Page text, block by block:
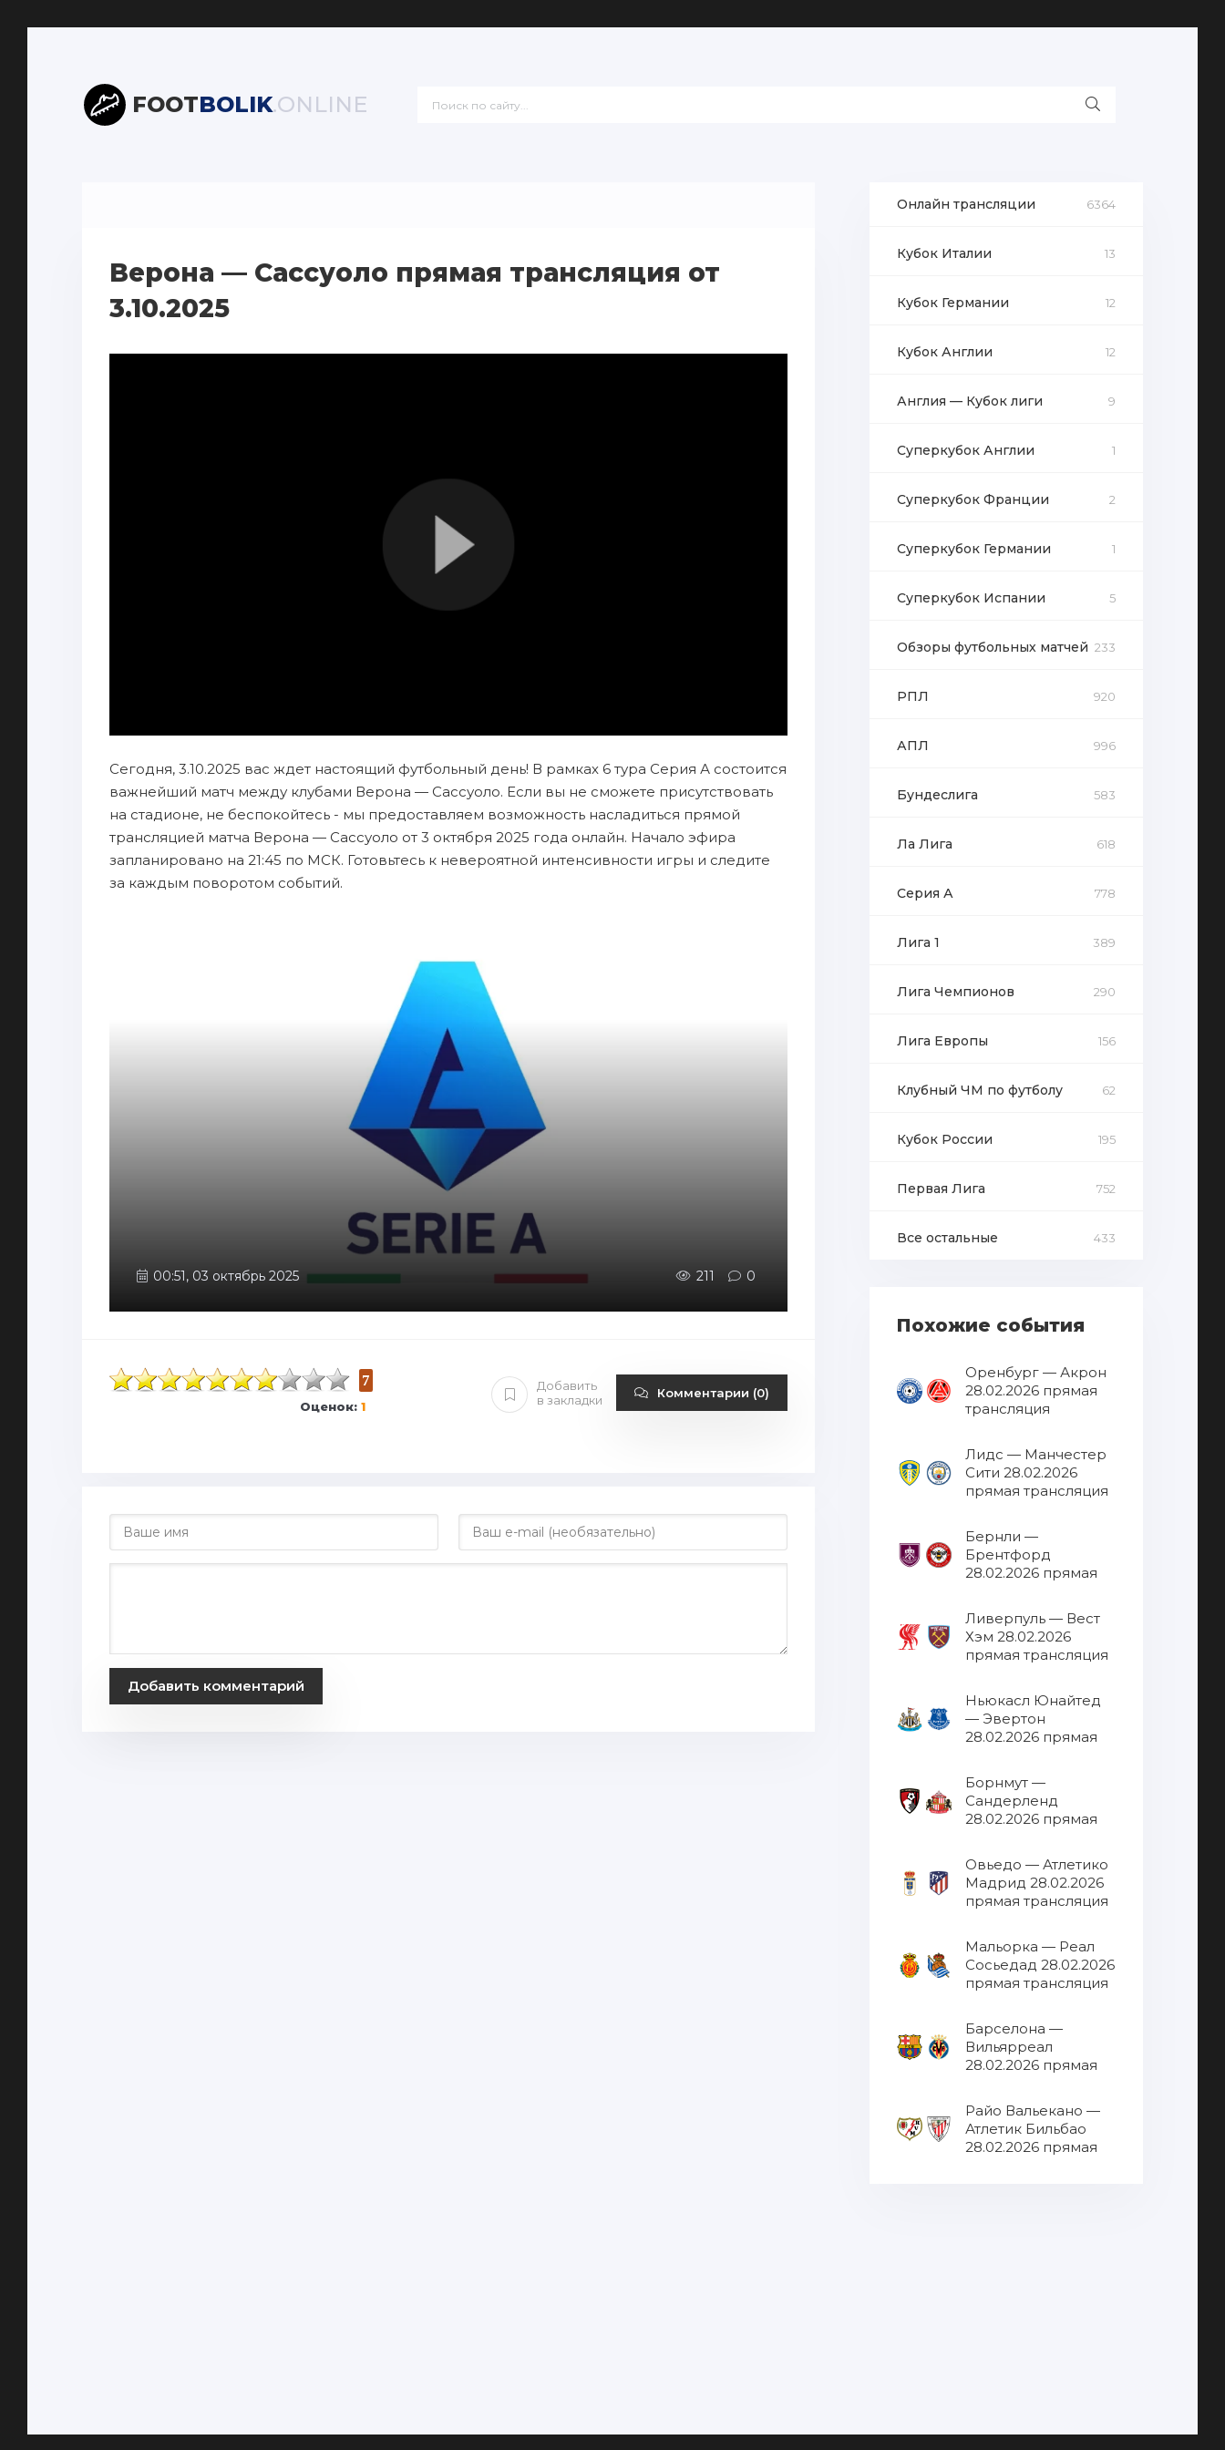
FOOTBOLIK.ONLINE
Верона — Сассуоло прямая трансляция от
3.10.2025
Сегодня, 3.10.2025 вас ждет настоящий футбольный день! В рамках 6 тура Серия А состоится
важнейший матч между клубами Верона — Сассуоло. Если вы не сможете присутствовать
на стадионе, не беспокойтесь - мы предоставляем возможность насладиться прямой
трансляцией матча Верона — Сассуоло от 3 октября 2025 года онлайн. Начало эфира
запланировано на 21:45 по МСК. Готовьтесь к невероятной интенсивности игры и следите
за каждым поворотом событий.
00:51, 03 октябрь 2025 211 0
7
Оценок: 1
Добавить
в закладки
Комментарии (0)
Добавить комментарий
Онлайн трансляции 6364
Кубок Италии 13
Кубок Германии 12
Кубок Англии 12
Англия — Кубок лиги 9
Суперкубок Англии 1
Суперкубок Франции 2
Суперкубок Германии 1
Суперкубок Испании 5
Обзоры футбольных матчей 233
РПЛ 920
АПЛ 996
Бундеслига 583
Ла Лига 618
Серия А 778
Лига 1 389
Лига Чемпионов 290
Лига Европы 156
Клубный ЧМ по футболу 62
Кубок России 195
Первая Лига 752
Все остальные 433
Похожие события
Оренбург — Акрон
28.02.2026 прямая
трансляция
Лидс — Манчестер
Сити 28.02.2026
прямая трансляция
Бернли —
Брентфорд
28.02.2026 прямая
Ливерпуль — Вест
Хэм 28.02.2026
прямая трансляция
Ньюкасл Юнайтед
— Эвертон
28.02.2026 прямая
Борнмут —
Сандерленд
28.02.2026 прямая
Овьедо — Атлетико
Мадрид 28.02.2026
прямая трансляция
Мальорка — Реал
Сосьедад 28.02.2026
прямая трансляция
Барселона —
Вильярреал
28.02.2026 прямая
Райо Вальекано —
Атлетик Бильбао
28.02.2026 прямая